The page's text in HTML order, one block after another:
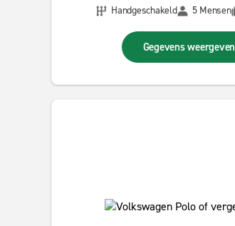
Handgeschakeld
5 Mensen
Gegevens weergeven